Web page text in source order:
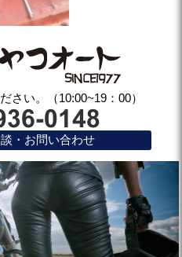
さい。（10:00~19：00）
・お問い合わせ